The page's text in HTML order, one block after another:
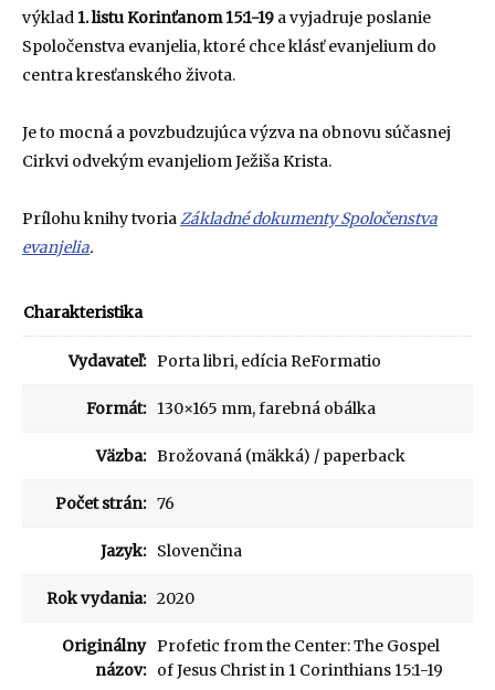
výklad 1. listu Korinťanom 15:1-19 a vyjadruje poslanie
Spoločenstva evanjelia, ktoré chce klásť evanjelium do
centra kresťanského života.
Je to mocná a povzbudzujúca výzva na obnovu súčasnej
Cirkvi odvekým evanjeliom Ježiša Krista.
Prílohu knihy tvoriaZákladné dokumenty Spoločenstva
evanjelia.
Charakteristika
Vydavateľ: Porta libri, edícia ReFormatio
Formát: 130×165 mm, farebná obálka
Väzba: Brožovaná (mäkká) / paperback
Počet strán: 76
Jazyk: Slovenčina
Rok vydania: 2020
Originálny
názov:
Profetic from the Center: The Gospel
of Jesus Christ in 1 Corinthians 15:1-19